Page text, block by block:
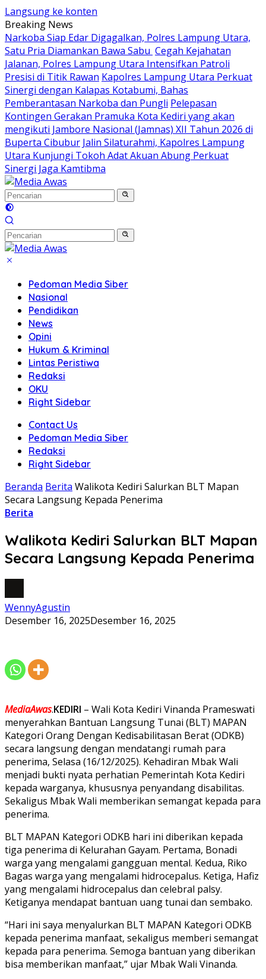
Langsung ke konten
Breaking News
Narkoba Siap Edar Digagalkan, Polres Lampung Utara,
Satu Pria Diamankan Bawa Sabu Cegah Kejahatan
Jalanan, Polres Lampung Utara Intensifkan Patroli
Presisi di Titik Rawan Kapolres Lampung Utara Perkuat
Sinergi dengan Kalapas Kotabumi, Bahas
Pemberantasan Narkoba dan Pungli Pelepasan
Kontingen Gerakan Pramuka Kota Kediri yang akan
mengikuti Jambore Nasional (Jamnas) XII Tahun 2026 di
Buperta Cibubur Jalin Silaturahmi, Kapolres Lampung
Utara Kunjungi Tokoh Adat Akuan Abung Perkuat
Sinergi Jaga Kamtibma
Pedoman Media Siber
Nasional
Pendidikan
News
Opini
Hukum & Kriminal
Lintas Peristiwa
Redaksi
OKU
Right Sidebar
Contact Us
Pedoman Media Siber
Redaksi
Right Sidebar
Beranda Berita Walikota Kediri Salurkan BLT Mapan
Secara Langsung Kepada Penerima
Berita
Walikota Kediri Salurkan BLT Mapan
Secara Langsung Kepada Penerima
WennyAgustin
Desember 16, 2025Desember 16, 2025
MediaAwas.KEDIRI – Wali Kota Kediri Vinanda Prameswati
menyerahkan Bantuan Langsung Tunai (BLT) MAPAN
Kategori Orang Dengan Kedisabilitasan Berat (ODKB)
secara langsung dengan mendatangi rumah para
penerima, Selasa (16/12/2025). Kehadiran Mbak Wali
menjadi bukti nyata perhatian Pemerintah Kota Kediri
kepada warganya, khususnya penyandang disabilitas.
Sekaligus Mbak Wali memberikan semangat kepada para
penerima.
BLT MAPAN Kategori ODKB hari ini diberikan kepada
tiga penerima di Kelurahan Gayam. Pertama, Bonadi
warga yang mengalami gangguan mental. Kedua, Riko
Bagas warga yang mengalami hidrocepalus. Ketiga, Hafiz
yang mengalami hidrocepalus dan celebral palsy.
Ketiganya mendapat bantuan uang tunai dan sembako.
“Hari ini saya menyalurkan BLT MAPAN Kategori ODKB
kepada penerima manfaat, sekaligus memberi semangat
kepada para penerima. Semoga bantuan yang diberikan
bisa memberikan manfaat,” ujar Mbak Wali Vinanda.